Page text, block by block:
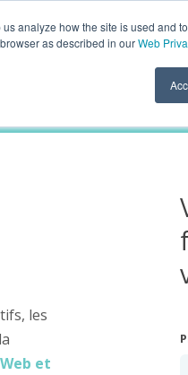
analyze how the site is used and
as described in ourWeb
les
et